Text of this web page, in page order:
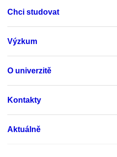
Chci studovat
Výzkum
O univerzitě
Kontakty
Aktuálně